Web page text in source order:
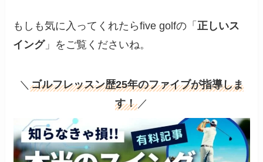
もしも気に入ってくれたらfive golfの「 正しいス
イング」をご覧くださいね。
＼ ゴルフレッスン歴25年のファイブが指導しま
す！ ／